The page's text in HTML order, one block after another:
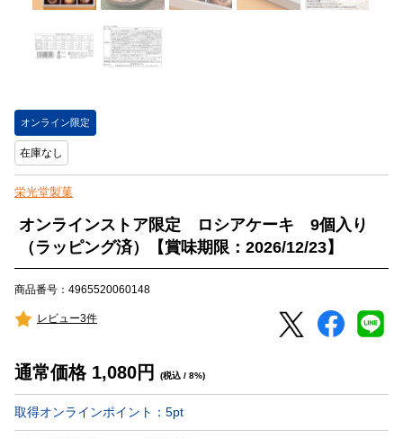
オンライン限定
在庫なし
栄光堂製菓
オンラインストア限定 ロシアケーキ 9個入り
（ラッピング済）【賞味期限：2026/12/23】
商品番号：4965520060148
レビュー3件
通常価格 1,080円 (税込 / 8%)
取得オンラインポイント： 5pt